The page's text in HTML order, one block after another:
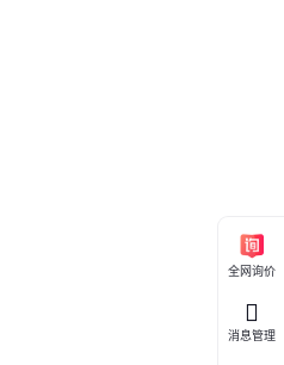
全网询价
消息管理